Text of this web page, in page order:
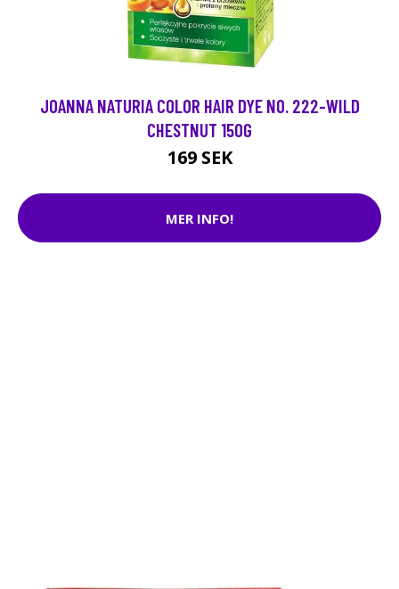
JOANNA NATURIA COLOR HAIR DYE NO. 222-WILD
CHESTNUT 150G
169 SEK
MER INFO!